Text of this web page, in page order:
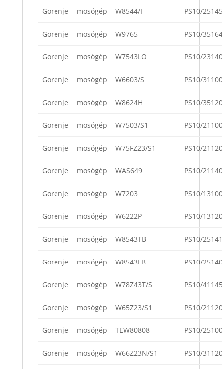
Gorenje mosógép W8544/I PS10/25145
Gorenje mosógép W9765 PS10/35164
Gorenje mosógép W7543LO PS10/23140
Gorenje mosógép W6603/S PS10/31100
Gorenje mosógép W8624H PS10/35120
Gorenje mosógép W7503/S1 PS10/21100
Gorenje mosógép W75FZ23/S1 PS10/21120
Gorenje mosógép WAS649 PS10/21140
Gorenje mosógép W7203 PS10/13100
Gorenje mosógép W6222P PS10/13120
Gorenje mosógép W8543TB PS10/25141
Gorenje mosógép W8543LB PS10/25140
Gorenje mosógép W78Z43T/S PS10/41145
Gorenje mosógép W65Z23/S1 PS10/21120
Gorenje mosógép TEW80808 PS10/25100
Gorenje mosógép W66Z23N/S1 PS10/31120